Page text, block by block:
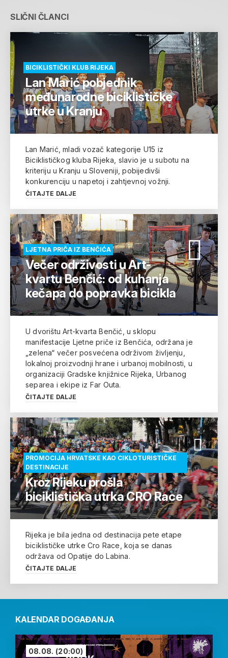
SLIČNI ČLANCI
BICIKLISTIČKI KLUB RIJEKA
Lan Marić pobjednik
međunarodne biciklističke
utrke u Kranju
Lan Marić, mladi vozač kategorije U15 iz
Biciklističkog kluba Rijeka, slavio je u subotu na
kriteriju u Kranju u Sloveniji, pobijedivši
konkurenciju u napetoj i zahtjevnoj vožnji.
ČITAJTE DALJE
LJETNA PRIČA IZ BENČIĆA
Večer održivosti u Art-
kvartu Benčić: od kuhanja
kečapa do popravka bicikla
U dvorištu Art-kvarta Benčić, u sklopu
manifestacije Ljetne priče iz Benčića, održana je
„zelena“ večer posvećena održivom življenju,
lokalnoj proizvodnji hrane i urbanoj mobilnosti, u
organizaciji Gradske knjižnice Rijeka, Urbanog
separea i ekipe iz Far Outa.
ČITAJTE DALJE
PROMOCIJA HRVATSKE KAO CIKLOTURISTIČKE
DESTINACIJE
Kroz Rijeku prošla
biciklistička utrka CRO Race
Rijeka je bila jedna od destinacija pete etape
biciklističke utrke Cro Race, koja se danas
održava od Opatije do Labina.
ČITAJTE DALJE
KALENDAR DOGAĐANJA
08.08. (20:00)